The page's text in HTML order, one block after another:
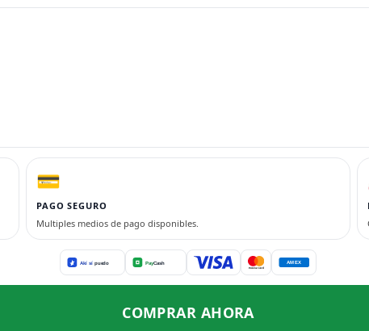
💳
PAGO SEGURO
Multiples medios de pago disponibles.
COMPRAR AHORA